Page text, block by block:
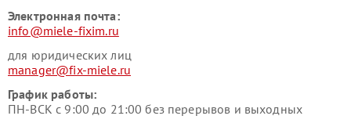
Электронная почта:
info@miele-fixim.ru
для юридических лиц
manager@fix-miele.ru
График работы:
ПН-ВСК с 9:00 до 21:00 без перерывов и выходных